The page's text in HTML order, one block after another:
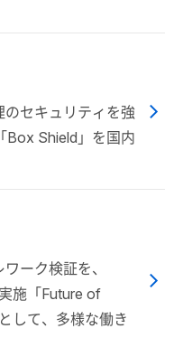
セキュリティを強
Box Shield」を国内
ーク検証を、
施「Future of
して、多様な働き